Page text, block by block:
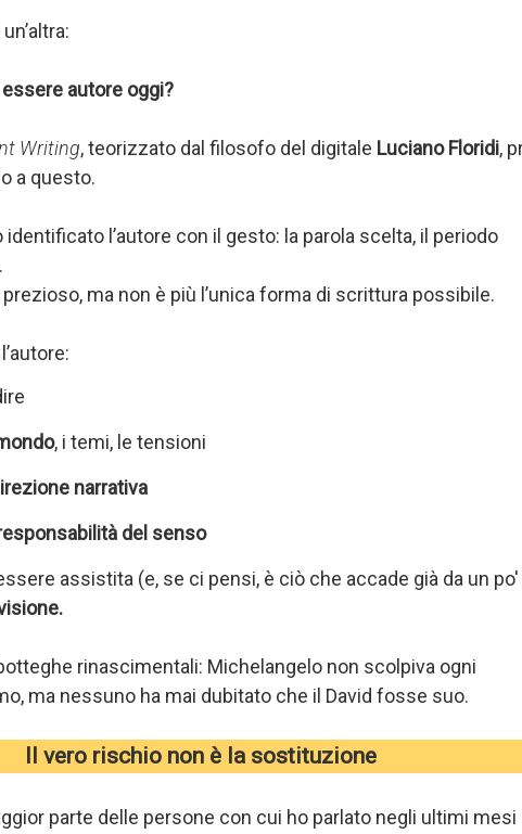
autore oggi?
Writing, teorizzato dal filosofo del digitale Luciano Floridi,
a questo.
l’autore con il gesto: la parola scelta, il periodo
ma non è più l’unica forma di scrittura possibile.
l’autore:
, i temi, le tensioni
narrativa
del senso
assistita (e, se ci pensi, è ciò che accade già da un
rinascimentali: Michelangelo non scolpiva ogni
ma nessuno ha mai dubitato che il David fosse suo.
Il vero rischio non è la sostituzione
parte delle persone con cui ho parlato negli ultimi mesi